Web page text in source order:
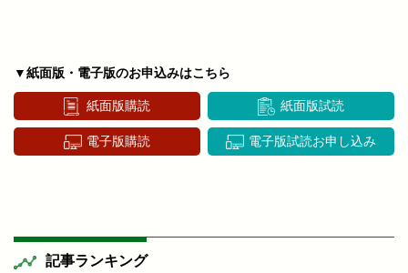
▼紙面版・電子版のお申込みはこちら
紙面版購読 紙面版試読
電子版購読 電子版試読お申し込み
記事ランキング